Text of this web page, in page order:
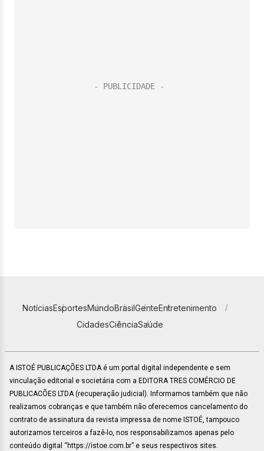
NotíciasEsportesMundoBrasilGenteEntretenimento
CidadesCiênciaSaúde
A ISTOÉ PUBLICAÇÕES LTDA é um portal digital independente e sem
vinculação editorial e societária com a EDITORA TRES COMÉRCIO DE
PUBLICACÕES LTDA (recuperação judicial). Informamos também que não
realizamos cobranças e que também não oferecemos cancelamento do
contrato de assinatura da revista impressa de nome ISTOÉ, tampouco
autorizamos terceiros a fazê-lo, nos responsabilizamos apenas pelo
conteúdo digital “https://istoe.com.br” e seus respectivos sites.